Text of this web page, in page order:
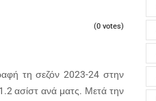
(0 votes)
τη σεζόν 2023-24 στην
ασίστ ανά ματς. Μετά την